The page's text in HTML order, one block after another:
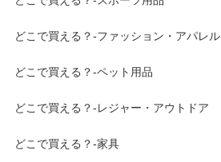
どこで買える？-ファッション・アパレル
どこで買える？-ペット用品
どこで買える？-レジャー・アウトドア
どこで買える？-家具